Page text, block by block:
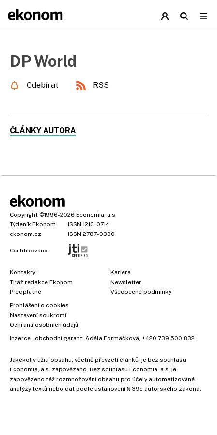
DP World
Odebírat RSS
ČLÁNKY AUTORA
Copyright ©1996-2026 Economia, a.s.
Týdeník Ekonom
ISSN 1210-0714
ekonom.cz
ISSN 2787-9380
Certifikováno:
Kontakty
Tiráž redakce Ekonom
Předplatné
Kariéra
Newsletter
Všeobecné podmínky
Prohlášení o cookies
Nastavení soukromí
Ochrana osobních údajů
Inzerce, obchodní garant: Adéla Formáčková, +420 739 500 832
Jakékoliv užití obsahu, včetně převzetí článků, je bez souhlasu
Economia, a.s. zapovězeno. Bez souhlasu Economia, a.s. je
zapovězeno též rozmnožování obsahu pro účely automatizované
analýzy textů nebo dat podle ustanovení § 39c autorského zákona.